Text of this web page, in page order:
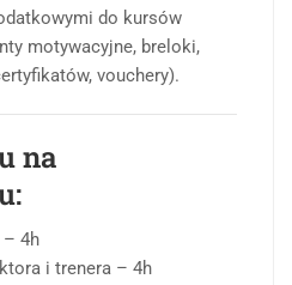
do kursów
motywacyjne, breloki,
vouchery).
na
– 4h
i trenera – 4h